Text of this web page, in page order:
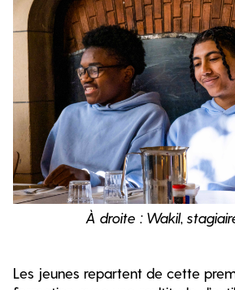
À droite : Wakil,
Les jeunes repartent de cette